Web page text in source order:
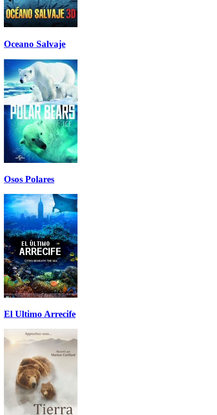
Oceano Salvaje
Osos Polares
El Ultimo Arrecife